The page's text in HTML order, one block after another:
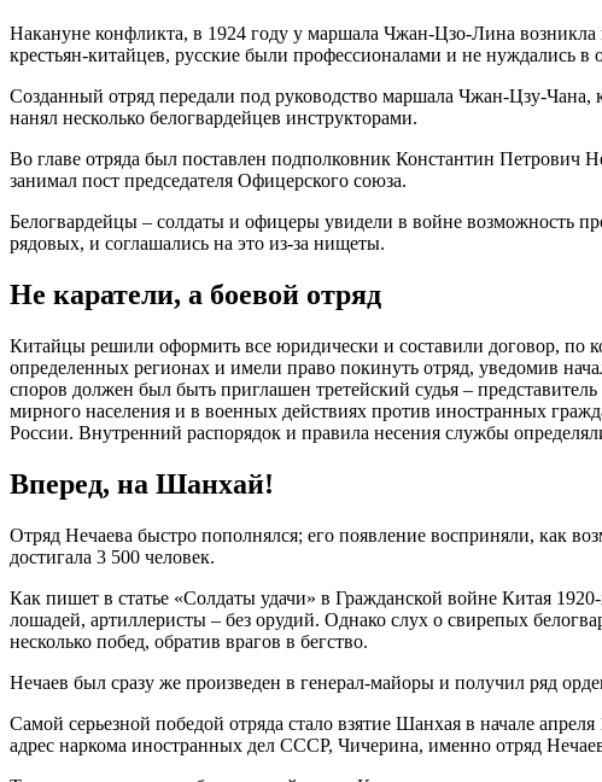
Накануне конфликта, в 1924 году у маршала Чжан-Цзо-Лина возникла
крестьян-китайцев, русские были профессионалами и не нуждались
Созданный отряд передали под руководство маршала Чжан-Цзу-
нанял несколько белогвардейцев инструкторами.
Во главе отряда был поставлен подполковник Константин Петрович
занимал пост председателя Офицерского союза.
Белогвардейцы – солдаты и офицеры увидели в войне возможность
рядовых, и соглашались на это из-за нищеты.
Не каратели, а боевой отряд
Китайцы решили оформить все юридически и составили договор, по
определенных регионах и имели право покинуть отряд, уведомив
споров должен был быть приглашен третейский судья –
мирного населения и в военных действиях против иностранных
России. Внутренний распорядок и правила несения службы
Вперед, на Шанхай!
Отряд Нечаева быстро пополнялся; его появление восприняли, как
достигала 3 500 человек.
Как пишет в статье «Солдаты удачи» в Гражданской войне Китая
лошадей, артиллеристы – без орудий. Однако слух о свирепых
несколько побед, обратив врагов в бегство.
Нечаев был сразу же произведен в генерал-майоры и получил ряд
Самой серьезной победой отряда стало взятие Шанхая в начале
адрес наркома иностранных дел СССР, Чичерина, именно отряд